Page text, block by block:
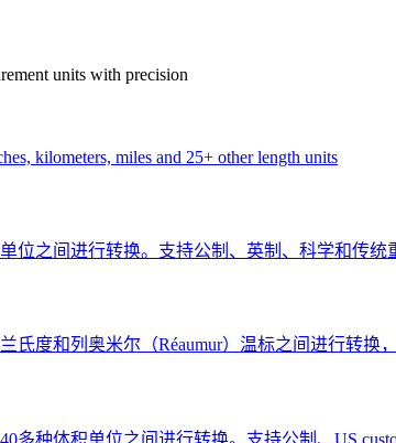
units with precision
kilometers, miles and 25+ other length units
位之间进行转换。支持公制、英制、科学和传统
氏度和列奥米尔（Réaumur）温标之间进行转换
多种体积单位之间进行转换。支持公制、US